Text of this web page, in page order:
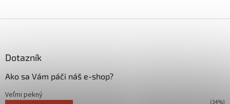
Dotazník
Ako sa Vám páči náš e-shop?
Veľmi pekný
(34%)